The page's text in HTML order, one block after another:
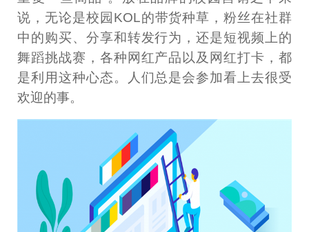
说，无论是校园KOL的带货种草，粉丝在社群
中的购买、分享和转发行为，还是短视频上的
舞蹈挑战赛，各种网红产品以及网红打卡，都
是利用这种心态。人们总是会参加看上去很受
欢迎的事。